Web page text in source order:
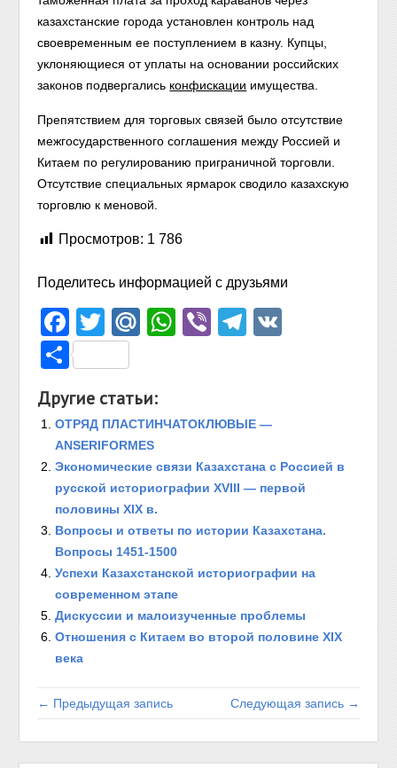
казахстанские города установлен контроль над
своевременным ее поступлением в казну. Купцы,
уклоняющиеся от уплаты на основании российских
законов подвергались конфискации имущества.
Препятствием для торговых связей было отсутствие
межгосударственного соглашения между Россией и
Китаем по регулированию приграничной торговли.
Отсутствие специальных ярмарок сводило казахскую
торговлю к меновой.
Просмотров: 1 786
Поделитесь информацией с друзьями
Facebook
TwitterMail.Ru
WhatsApp
ViberTelegram
Отправить
Другие статьи:
ОТРЯД ПЛАСТИНЧАТОКЛЮВЫЕ —
ANSERIFORMES
Экономические связи Казахстана с Россией в
русской историографии XVIII — первой
половины XIX в.
Вопросы и ответы по истории Казахстана.
Вопросы 1451-1500
Успехи Казахстанской историографии на
современном этапе
Дискуссии и малоизученные проблемы
Отношения с Китаем во второй половине ХIХ
века
← Предыдущая запись Следующая запись →